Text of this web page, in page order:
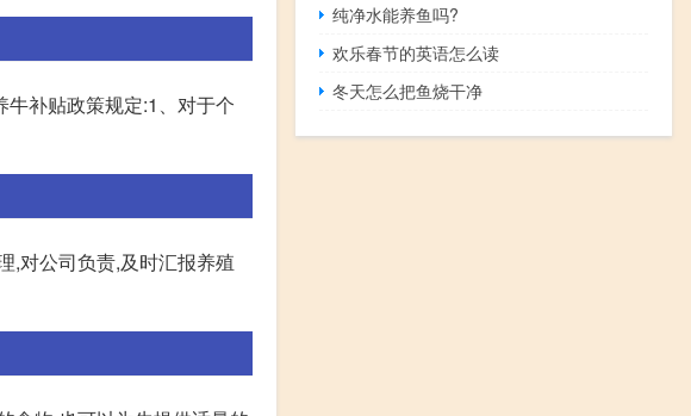
补贴政策规定:1、对于个
,对公司负责,及时汇报养殖
纯净水能养鱼吗?
欢乐春节的英语怎么读
冬天怎么把鱼烧干净